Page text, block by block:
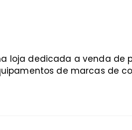
loja dedicada a venda
de marcas de